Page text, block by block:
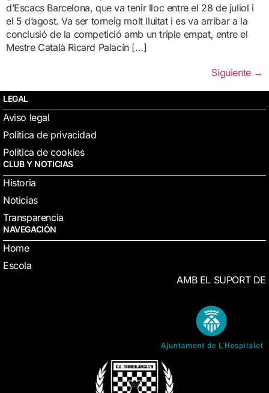
d’Escacs Barcelona, que va tenir lloc entre el 28 de juliol i
el 5 d’agost. Va ser torneig molt lluitat i es va arribar a la
conclusió de la competició amb un triple empat, entre el
Mestre Català Ricard Palacín […]
Siguiente →
LEGAL
Aviso legal
Politica de privacidad
Politica de cookies
CLUB Y NOTICIAS
Historia
Noticias
Transparencia
NAVEGACIÓN
Home
Escola
AMB EL SUPORT DE